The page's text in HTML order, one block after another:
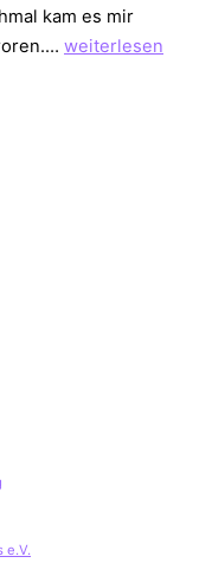
kam es mir
diazipp
weiterlesen
e.V.